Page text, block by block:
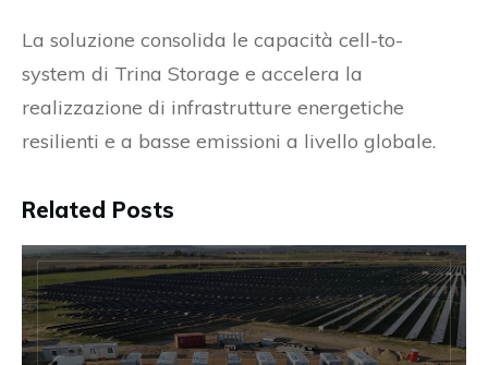
La soluzione consolida le capacità cell-to-
system di Trina Storage e accelera la
realizzazione di infrastrutture energetiche
resilienti e a basse emissioni a livello globale.
Related Posts